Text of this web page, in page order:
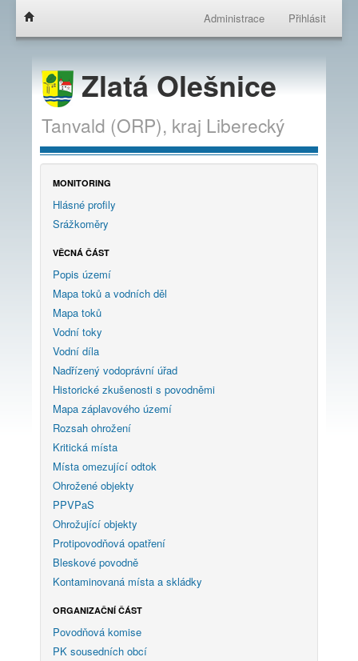
Administrace Přihlásit
Zlatá Olešnice
Tanvald (ORP), kraj Liberecký
MONITORING
Hlásné profily
Srážkoměry
VĚCNÁ ČÁST
Popis území
Mapa toků a vodních děl
Mapa toků
Vodní toky
Vodní díla
Nadřízený vodoprávní úřad
Historické zkušenosti s povodněmi
Mapa záplavového území
Rozsah ohrožení
Kritická místa
Místa omezující odtok
Ohrožené objekty
PPVPaS
Ohrožující objekty
Protipovodňová opatření
Bleskové povodně
Kontaminovaná místa a skládky
ORGANIZAČNÍ ČÁST
Povodňová komise
PK sousedních obcí